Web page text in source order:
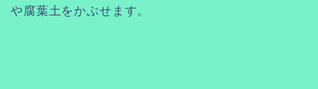
や腐葉土をかぶせます。